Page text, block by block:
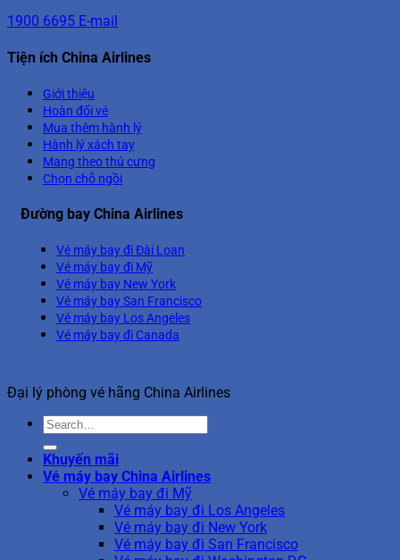
1900 6695 E-mail
Tiện ích China Airlines
Giới thiệu
Hoàn đổi vé
Mua thêm hành lý
Hành lý xách tay
Mang theo thú cưng
Chọn chỗ ngồi
Đường bay China Airlines
Vé máy bay đi Đài Loan
Vé máy bay đi Mỹ
Vé máy bay New York
Vé máy bay San Francisco
Vé máy bay Los Angeles
Vé máy bay đi Canada
Đại lý phòng vé hãng China Airlines
Khuyến mãi
Vé máy bay China Airlines
Vé máy bay đi Mỹ
Vé máy bay đi Los Angeles
Vé máy bay đi New York
Vé máy bay đi San Francisco